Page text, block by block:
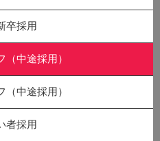
卒採用
（中途採用）
（中途採用）
者採用